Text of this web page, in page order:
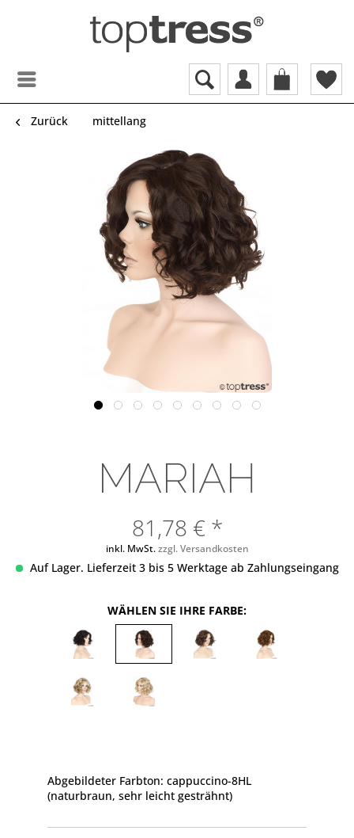
Zurück mittellang
MARIAH
81,78 € *
inkl. MwSt.zzgl. Versandkosten
Auf Lager. Lieferzeit 3 bis 5 Werktage ab Zahlungseingang
WÄHLEN SIE IHRE FARBE:
Abgebildeter Farbton: cappuccino-8HL
(naturbraun, sehr leicht gesträhnt)